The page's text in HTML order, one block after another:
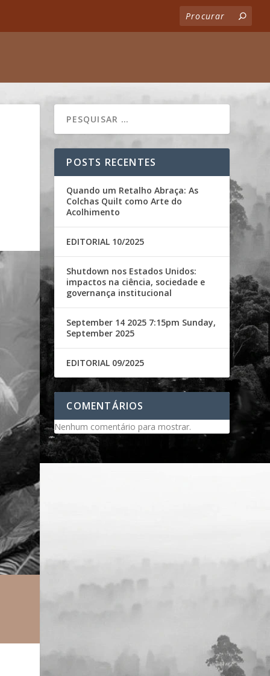
POSTS RECENTES
Quando um Retalho Abraça: As
Colchas Quilt como Arte do
Acolhimento
EDITORIAL 10/2025
Shutdown nos Estados Unidos:
impactos na ciência, sociedade e
governança institucional
September 14 2025 7:15pm Sunday,
September 2025
EDITORIAL 09/2025
COMENTÁRIOS
Nenhum comentário para mostrar.